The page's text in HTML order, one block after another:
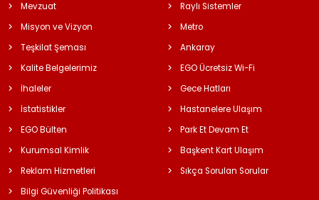
Mevzuat
Misyon ve Vizyon
Teşkilat Şeması
Kalite Belgelerimiz
İhaleler
İstatistikler
EGO Bülten
Kurumsal Kimlik
Reklam Hizmetleri
Bilgi Güvenliği Politikası
Raylı Sistemler
Metro
Ankaray
EGO Ücretsiz Wi-Fi
Gece Hatları
Hastanelere Ulaşım
Park Et Devam Et
Başkent Kart Ulaşım
Sıkça Sorulan Sorular